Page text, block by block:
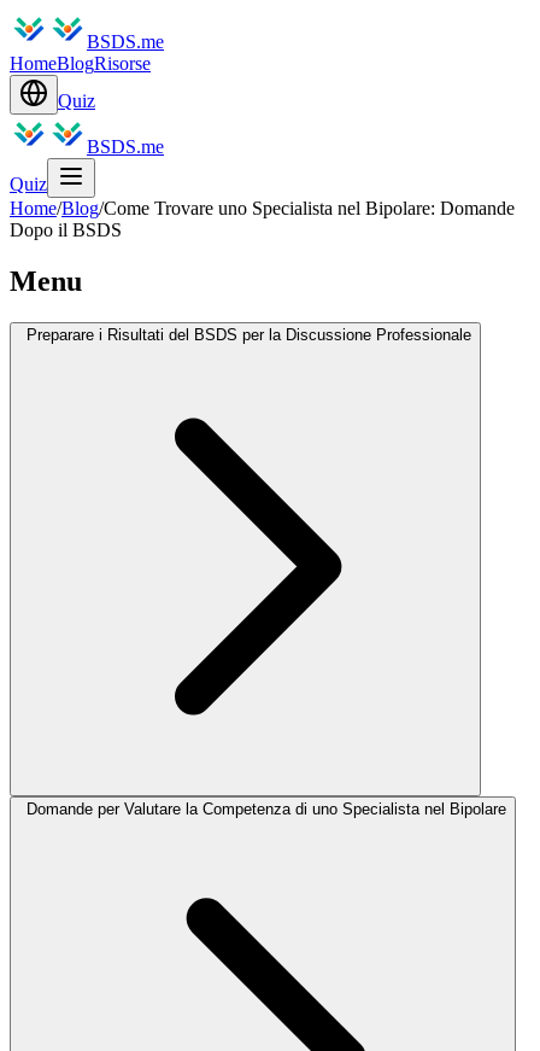
BSDS.me
HomeBlogRisorse
Quiz
BSDS.me
Quiz
Home/Blog/Come Trovare uno Specialista nel Bipolare: Domande
Dopo il BSDS
Menu
Preparare i Risultati del BSDS per la Discussione Professionale
Domande per Valutare la Competenza di uno Specialista nel Bipolare